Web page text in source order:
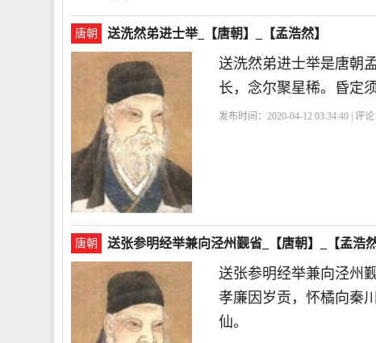
唐朝 送洗然弟进士举_【唐朝】_【孟浩然】
送洗然弟进士举是唐朝
长，念尔聚星稀。昏定
发布时间：2020-04-12 03:34:40 | 评
唐朝 送张参明经举兼向泾州觐省_【唐朝】_【孟浩然
送张参明经举兼向泾州
孝廉因岁贡，怀橘向秦
仙。